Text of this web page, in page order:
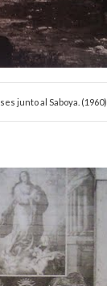
junto al Saboya. (1960)